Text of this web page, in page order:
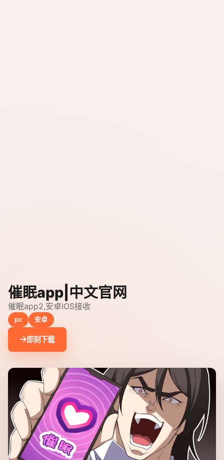
催眠app|中文官网
催眠app2,安卓IOS接收
pc 安卓
即刻下载